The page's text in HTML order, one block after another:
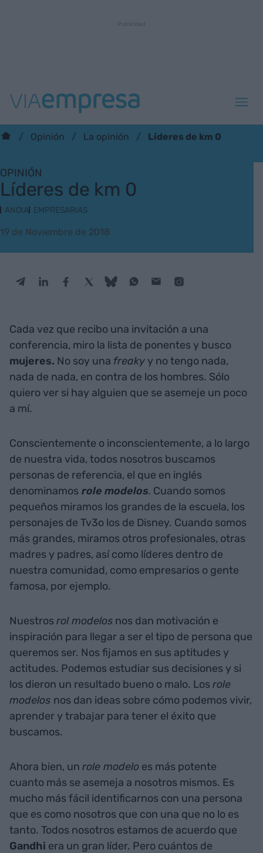
Opinión La opinión Líderes de km 0
OPINIÓN
Líderes de km 0
ANOIA EMPRESARIAS
19 de Noviembre de 2018
Cada vez que recibo una invitación a una
conferencia, miro la lista de ponentes y busco
mujeres. No soy una freaky y no tengo nada,
nada de nada, en contra de los hombres. Sólo
quiero ver si hay alguien que se asemeje un poco
a mí.
Conscientemente o inconscientemente, a lo largo
de nuestra vida, todos nosotros buscamos
personas de referencia, el que en inglés
denominamos role modelos. Cuando somos
pequeños miramos los grandes de la escuela, los
personajes de Tv3o los de Disney. Cuando somos
más grandes, miramos otros profesionales, otras
madres y padres, así como líderes dentro de
nuestra comunidad, como empresarios o gente
famosa, por ejemplo.
Nuestrosrol modelos nos dan motivación e
inspiración para llegar a ser el tipo de persona que
queremos ser. Nos fijamos en sus aptitudes y
actitudes. Podemos estudiar sus decisiones y si
los dieron un resultado bueno o malo. Losrole
modelos nos dan ideas sobre cómo podemos vivir,
aprender y trabajar para tener el éxito que
buscamos.
Ahora bien, un role modelo es más potente
cuanto más se asemeja a nosotros mismos. Es
mucho más fácil identificarnos con una persona
que es como nosotros que con una que no lo es
tanto. Todos nosotros estamos de acuerdo que
Gandhi era un gran líder. Pero cuántos de